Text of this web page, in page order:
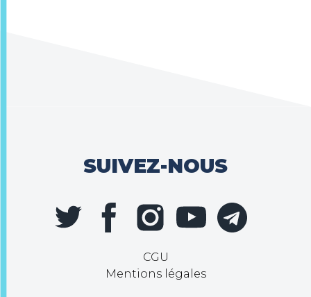
SUIVEZ-NOUS
CGU
Mentions légales